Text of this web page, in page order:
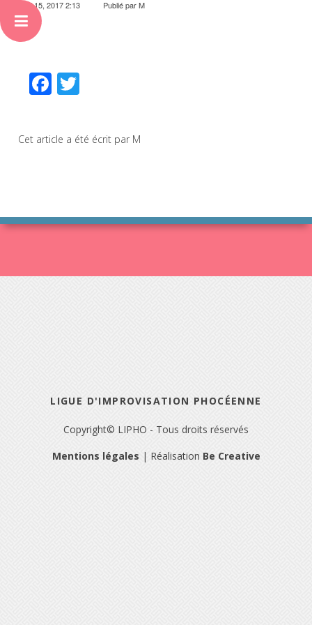
avril 15, 2017 2:13 Publié parM
Facebook
Cet article a été écrit par M
LIGUE D'IMPROVISATION PHOCÉENNE
Copyright© LIPHO - Tous droits réservés
Mentions légales | Réalisation Be Creative